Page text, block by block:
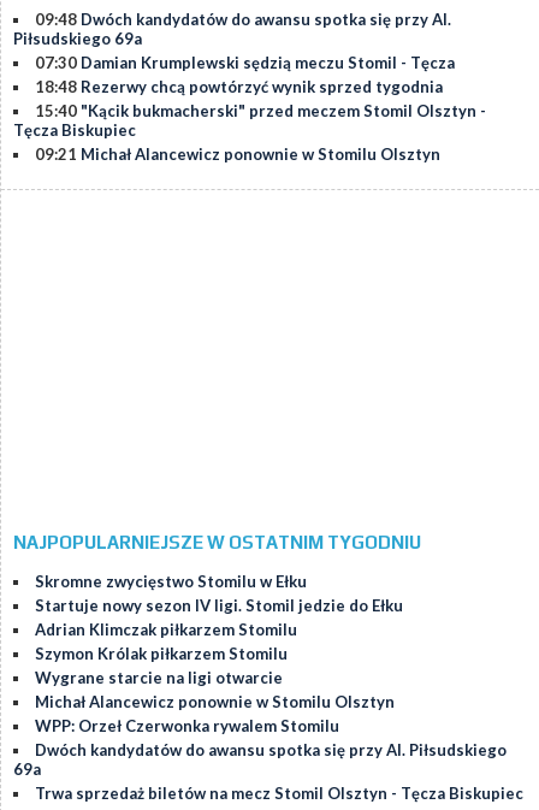
09:48 Dwóch kandydatów do awansu spotka się przy Al.
Piłsudskiego 69a
07:30 Damian Krumplewski sędzią meczu Stomil - Tęcza
18:48 Rezerwy chcą powtórzyć wynik sprzed tygodnia
15:40 "Kącik bukmacherski" przed meczem Stomil Olsztyn -
Tęcza Biskupiec
09:21 Michał Alancewicz ponownie w Stomilu Olsztyn
NAJPOPULARNIEJSZE W OSTATNIM TYGODNIU
Skromne zwycięstwo Stomilu w Ełku
Startuje nowy sezon IV ligi. Stomil jedzie do Ełku
Adrian Klimczak piłkarzem Stomilu
Szymon Królak piłkarzem Stomilu
Wygrane starcie na ligi otwarcie
Michał Alancewicz ponownie w Stomilu Olsztyn
WPP: Orzeł Czerwonka rywalem Stomilu
Dwóch kandydatów do awansu spotka się przy Al. Piłsudskiego
69a
Trwa sprzedaż biletów na mecz Stomil Olsztyn - Tęcza Biskupiec